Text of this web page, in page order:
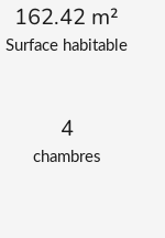
Surface habitable
162.42 m²
chambres
4